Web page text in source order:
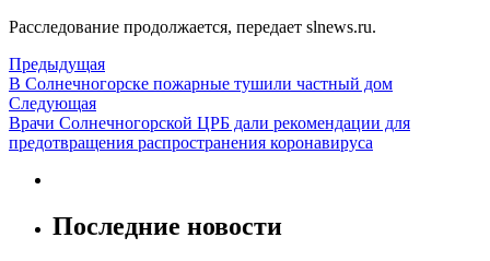
Расследование продолжается, передает slnews.ru.
Предыдущая
В Солнечногорске пожарные тушили частный дом
Следующая
Врачи Солнечногорской ЦРБ дали рекомендации для
предотвращения распространения коронавируса
Последние новости